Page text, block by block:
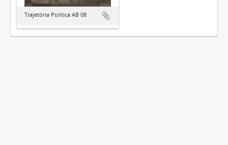
Trajetória Política AB 08